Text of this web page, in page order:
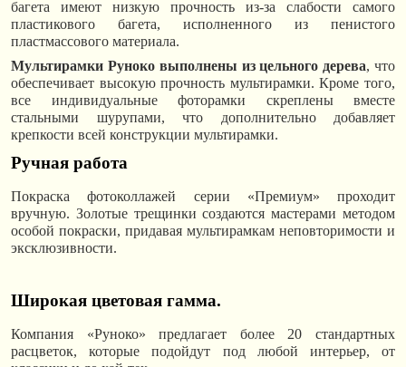
багета имеют низкую прочность из-за слабости самого
пластикового багета, исполненного из пенистого
пластмассового материала.
Мультирамки Руноко выполнены из цельного дерева, что
обеспечивает высокую прочность мультирамки. Кроме того,
все индивидуальные фоторамки скреплены вместе
стальными шурупами, что дополнительно добавляет
крепкости всей конструкции мультирамки.
Ручная работа
Покраска фотоколлажей серии «Премиум» проходит
вручную. Золотые трещинки создаются мастерами методом
особой покраски, придавая мультирамкам неповторимости и
эксклюзивности.
Широкая цветовая гамма.
Компания «Руноко» предлагает более 20 стандартных
расцветок, которые подойдут под любой интерьер, от